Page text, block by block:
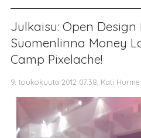
Julkaisu: Open Design
Suomenlinna Money
Camp Pixelache!
9. toukokuuta 2012 07.38, Kati Hurme